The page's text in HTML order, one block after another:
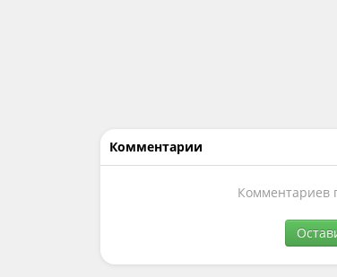
Комментарии
Комментариев